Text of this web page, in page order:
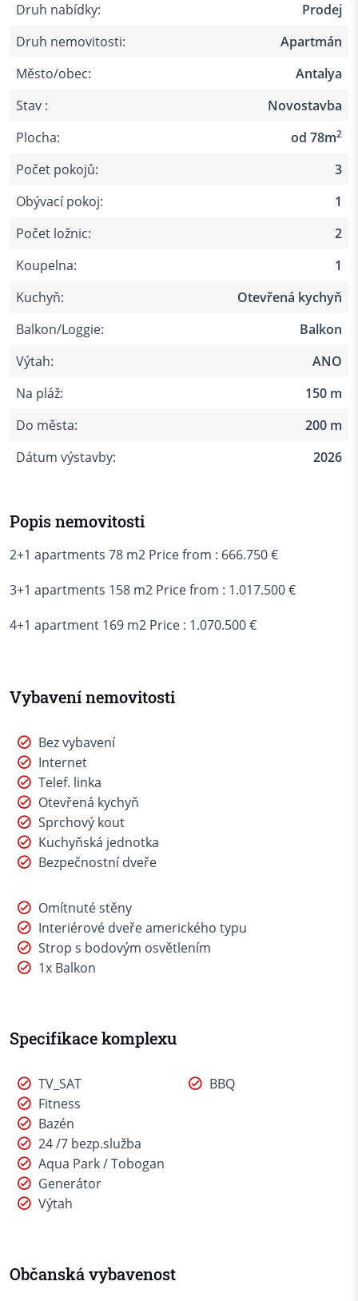
Druh nabídky:
Prodej
Druh nemovitosti:
Apartmán
Město/obec:
Antalya
Stav :
Novostavba
Plocha:
od 78m2
Počet pokojů:
3
Obývací pokoj:
1
Počet ložnic:
2
Koupelna:
1
Kuchyň:
Otevřená kychyň
Balkon/Loggie:
Balkon
Výtah:
ANO
Na pláž:
150 m
Do města:
200 m
Dátum výstavby:
2026
Popis nemovitosti
2+1 apartments 78 m2 Price from : 666.750 €
3+1 apartments 158 m2 Price from : 1.017.500 €
4+1 apartment 169 m2 Price : 1.070.500 €
Vybavení nemovitosti
Bez vybavení
Internet
Telef. linka
Otevřená kychyň
Sprchový kout
Kuchyňská jednotka
Bezpečnostní dveře
Omítnuté stěny
Interiérové dveře amerického typu
Strop s bodovým osvětlením
1x Balkon
Specifikace komplexu
TV_SAT
Fitness
Bazén
24 /7 bezp.služba
Aqua Park / Tobogan
Generátor
Výtah
BBQ
Občanská vybavenost